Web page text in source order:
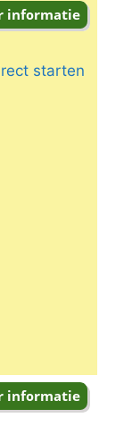
starten